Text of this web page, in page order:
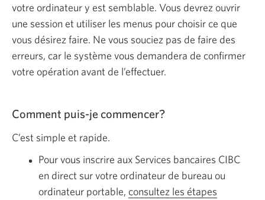
votre ordinateur y est semblable. Vous devrez ouvrir
une session et utiliser les menus pour choisir ce que
vous désirez faire. Ne vous souciez pas de faire des
erreurs, car le système vous demandera de confirmer
votre opération avant de l’effectuer.
Comment puis-je commencer?
C’est simple et rapide.
Pour vous inscrire aux Services bancaires CIBC
en direct sur votre ordinateur de bureau ou
ordinateur portable, consultez les étapes